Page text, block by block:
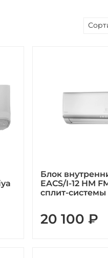
Блок
EACS/I-12 HM
сплит-системы
20 100 ₽